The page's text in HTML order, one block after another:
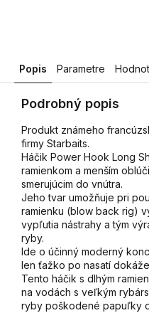
Popis Parametre
Podrobný popis
Produkt známeho
firmy Starbaits.
Háčik Power Hook Long
ramienkom a menším
smerujúcim do vnútra.
Jeho tvar umožňuje pri
ramienku (blow back rig)
vypľutia nástrahy a tým
ryby.
Ide o účinný moderný
len ťažko po nasatí
Tento háčik s dlhým
na vodách s veľkým
ryby poškodené papuľky